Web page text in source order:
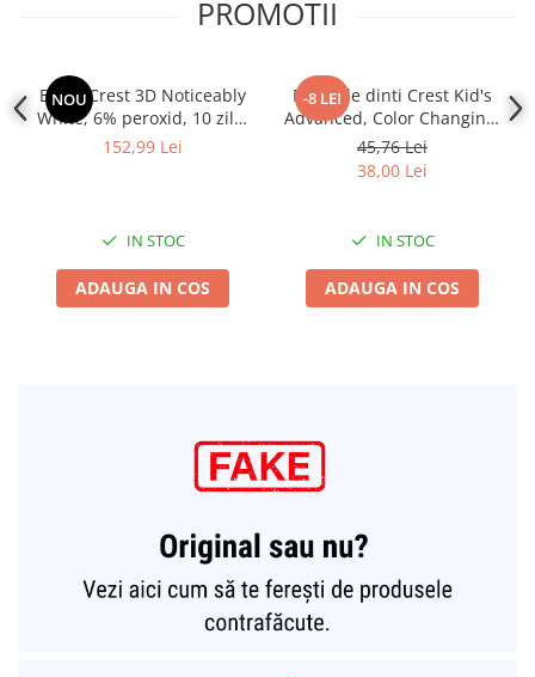
PROMOTII
NOU
Benzi Crest 3D Noticeably
White, 6% peroxid, 10 zile,
20 benzi albire dinti, 30 min
152,99 Lei
IN STOC
ADAUGA IN COS
-8 LEI
Pasta de dinti Crest Kid's
Advanced, Color Changing,
aroma irezistibila de
bubblegum, pentru copii,
3+ ani, 119g
45,76 Lei
38,00 Lei
IN STOC
ADAUGA IN COS